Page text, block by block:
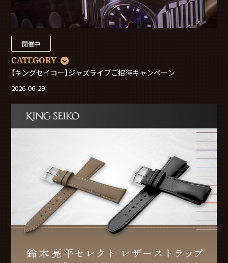
開催中
CATEGORY
【キングセイコー】ジャズライブご招待キャンペーン
2026-06-29